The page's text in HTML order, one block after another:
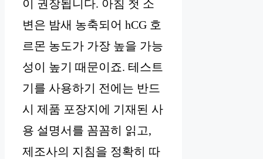
이 권장됩니다. 아침 첫 소
변은 밤새 농축되어 hCG 호
르몬 농도가 가장 높을 가능
성이 높기 때문이죠. 테스트
기를 사용하기 전에는 반드
시 제품 포장지에 기재된 사
용 설명서를 꼼꼼히 읽고,
제조사의 지침을 정확히 따